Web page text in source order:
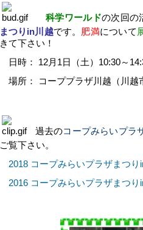
科学ワールドの次回の
まつりin川越です。 肥満について
きて下さい！
日時： 12月1日（土）10:30～
場所： コーププラザ川越（川越
過去のコープみらいプラ
ご覧下さい。
2018 コープみらいプラザまつり
2016 コープみらいプラザまつり